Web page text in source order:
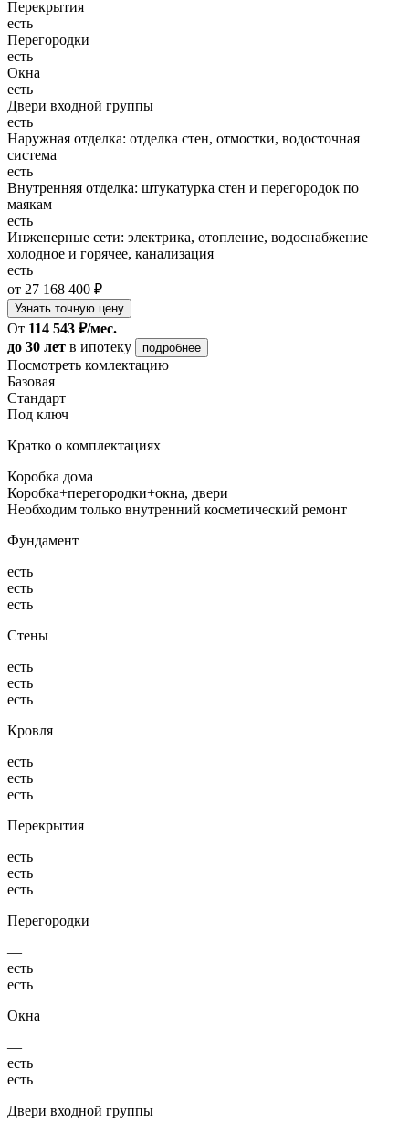
Перекрытия
есть
Перегородки
есть
Окна
есть
Двери входной группы
есть
Наружная отделка: отделка стен, отмостки, водосточная
система
есть
Внутренняя отделка: штукатурка стен и перегородок по
маякам
есть
Инженерные сети: электрика, отопление, водоснабжение
холодное и горячее, канализация
есть
от 27 168 400 ₽
Узнать точную цену
От 114 543 ₽/мес.
до 30 лет в ипотеку подробнее
Посмотреть комлектацию
Базовая
Стандарт
Под ключ
Кратко о комплектациях
Коробка дома
Коробка+перегородки+окна, двери
Необходим только внутренний косметический ремонт
Фундамент
есть
есть
есть
Стены
есть
есть
есть
Кровля
есть
есть
есть
Перекрытия
есть
есть
есть
Перегородки
—
есть
есть
Окна
—
есть
есть
Двери входной группы